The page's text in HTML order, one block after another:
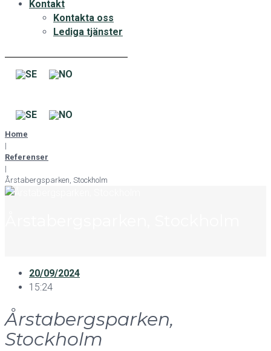
Kontakt
Kontakta oss
Lediga tjänster
Home
|
Referenser
|
Årstabergsparken, Stockholm
20/09/2024
15:24
Årstabergsparken,
Stockholm